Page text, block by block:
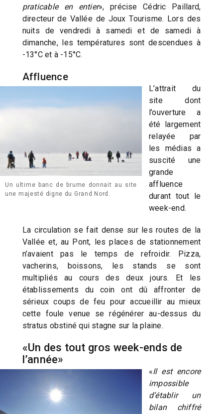
praticable en entier», précise Cédric Paillard,
directeur de Vallée de Joux Tourisme. Lors des
nuits de vendredi à samedi et de samedi à
dimanche, les températures sont descendues à
-13°C et à -15°C.
Affluence
Un ultime banc de brume donnait au site
une majesté digne du Grand Nord.
L’attrait du
site dont
l’ouverture a
été largement
relayée par
les médias a
suscité une
grande
affluence
durant tout le
week-end.
La circulation se fait dense sur les routes de la
Vallée et, au Pont, les places de stationnement
n’avaient pas le temps de refroidir. Pizza,
vacherins, boissons, les stands se sont
multipliés au cours des deux jours. Et les
établissements du coin ont dû affronter de
sérieux coups de feu pour accueillir au mieux
cette foule venue se régénérer au-dessus du
stratus obstiné qui stagne sur la plaine.
«Un des tout gros week-ends de
l’année»
«Il est encore
impossible
d’établir un
bilan chiffré